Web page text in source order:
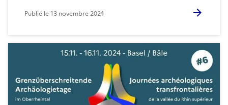
Publié le13 novembre 2024